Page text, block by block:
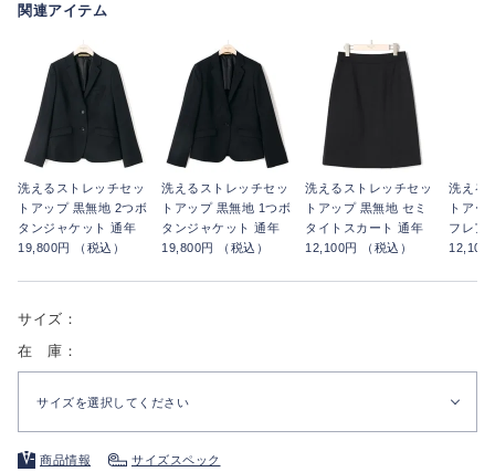
関連アイテム
洗えるストレッチセッ
トアップ 黒無地 2つボ
タンジャケット 通年
19,800円 （税込）
洗えるストレッチセッ
トアップ 黒無地 1つボ
タンジャケット 通年
19,800円 （税込）
洗えるストレッチセッ
トアップ 黒無地 セミ
タイトスカート 通年
12,100円 （税込）
洗える
トアッ
フレア
12,100
サイズ：
在 庫：
サイズを選択してください
商品情報 サイズスペック